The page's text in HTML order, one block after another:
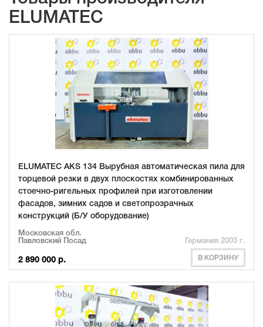
ELUMATEC
ELUMATEC AKS 134 Вырубная автоматическая пила для
торцевой резки в двух плоскостях комбинированных
стоечно-ригельных профилей при изготовлении
фасадов, зимних садов и светопрозрачных
конструкций (Б/У оборудование)
Московская обл.
Павловский Посад
Германия 2003 г.
2 890 000 р. В КОРЗИНУ